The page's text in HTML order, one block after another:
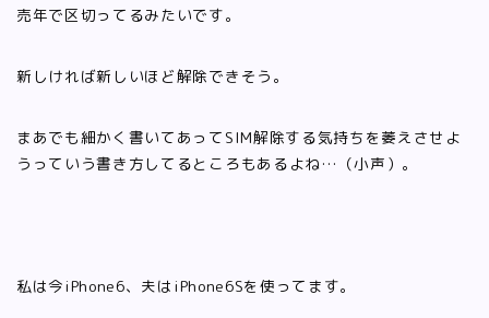
売年で区切ってるみたいです。
新しければ新しいほど解除できそう。
まあでも細かく書いてあってSIM解除する気持ちを萎えさせよ
うっていう書き方してるところもあるよね…（小声）。
私は今iPhone6、夫はiPhone6Sを使ってます。